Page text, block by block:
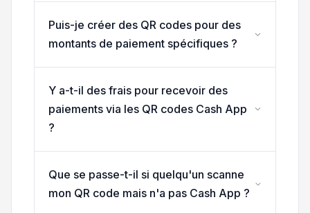
Puis-je créer des QR codes pour des
montants de paiement spécifiques ?
Y a-t-il des frais pour recevoir des
paiements via les QR codes Cash App
?
Que se passe-t-il si quelqu'un scanne
mon QR code mais n'a pas Cash App ?